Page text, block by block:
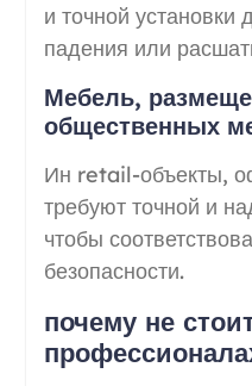
и точной
падения или
Мебель,
общественных
Ин retail-объекты,
требуют точной и
чтобы
безопасности.
почему не